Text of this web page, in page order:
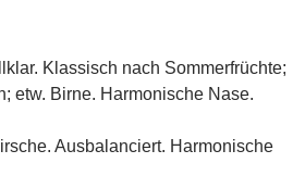
Klassisch nach Sommerfrüchte;
etw. Birne. Harmonische Nase.
Ausbalanciert. Harmonische